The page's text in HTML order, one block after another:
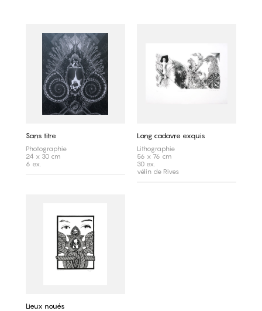
Sans titre
Photographie
24 x 30 cm
6 ex.
Long cadavre exquis
Lithographie
56 x 76 cm
30 ex.
vélin de Rives
Lieux noués